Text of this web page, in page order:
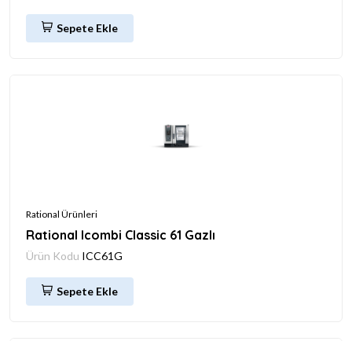
Sepete Ekle
Rational Ürünleri
Rational Icombi Classic 61 Gazlı
Ürün Kodu ICC61G
Sepete Ekle